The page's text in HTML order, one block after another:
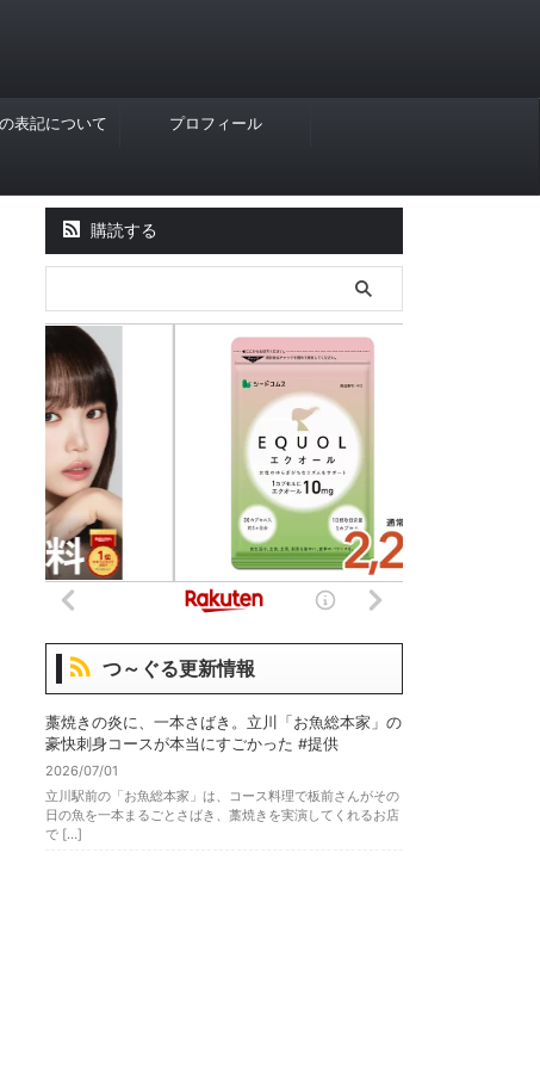
表記について プロフィール
購読する
つ～ぐる更新情報
藁焼きの炎に、一本さばき。立川「お魚総本家」の
豪快刺身コースが本当にすごかった #提供
2026/07/01
立川駅前の「お魚総本家」は、コース料理で板前さんがその
日の魚を一本まるごとさばき、藁焼きを実演してくれるお店
で […]